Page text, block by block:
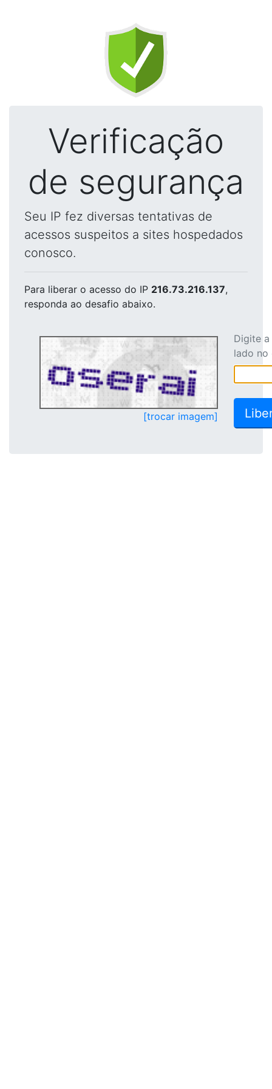
Verificação
de segurança
Seu IP fez diversas tentativas de
acessos suspeitos a sites hospedados
conosco.
Para liberar o acesso do IP 216.73.216.137,
responda ao desafio abaixo.
[trocar imagem]
Digite
lado no